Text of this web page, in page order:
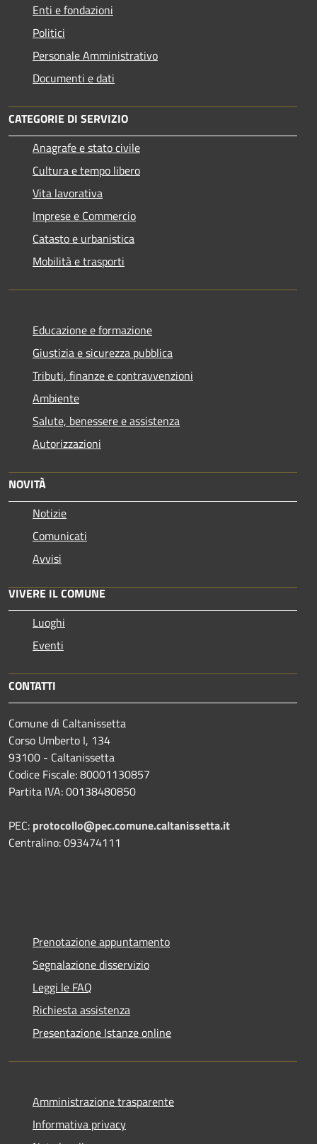
Enti e fondazioni
Politici
Personale Amministrativo
Documenti e dati
CATEGORIE DI SERVIZIO
Anagrafe e stato civile
Cultura e tempo libero
Vita lavorativa
Imprese e Commercio
Catasto e urbanistica
Mobilità e trasporti
Educazione e formazione
Giustizia e sicurezza pubblica
Tributi, finanze e contravvenzioni
Ambiente
Salute, benessere e assistenza
Autorizzazioni
NOVITÀ
Notizie
Comunicati
Avvisi
VIVERE IL COMUNE
Luoghi
Eventi
CONTATTI
Comune di Caltanissetta
Corso Umberto I, 134
93100 - Caltanissetta
Codice Fiscale: 80001130857
Partita IVA: 00138480850
PEC: protocollo@pec.comune.caltanissetta.it
Centralino: 093474111
Prenotazione appuntamento
Segnalazione disservizio
Leggi le FAQ
Richiesta assistenza
Presentazione Istanze online
Amministrazione trasparente
Informativa privacy